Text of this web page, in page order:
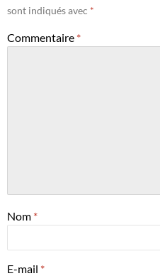
sont indiqués avec *
Commentaire *
Nom *
E-mail *